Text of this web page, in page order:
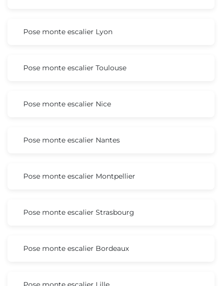
Pose monte escalier Lyon
Pose monte escalier Toulouse
Pose monte escalier Nice
Pose monte escalier Nantes
Pose monte escalier Montpellier
Pose monte escalier Strasbourg
Pose monte escalier Bordeaux